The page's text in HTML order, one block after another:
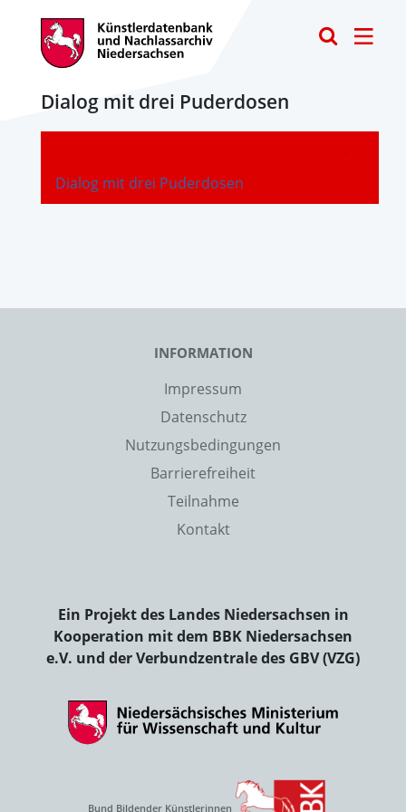
Dialog mit drei Puderdosen
Dialog mit drei Puderdosen
-
INFORMATION
Impressum
Datenschutz
Nutzungsbedingungen
Barrierefreiheit
Teilnahme
Kontakt
Ein Projekt des Landes Niedersachsen in
Kooperation mit dem BBK Niedersachsen
e.V. und der Verbundzentrale des GBV (VZG)
Bund Bildender Künstlerinnen